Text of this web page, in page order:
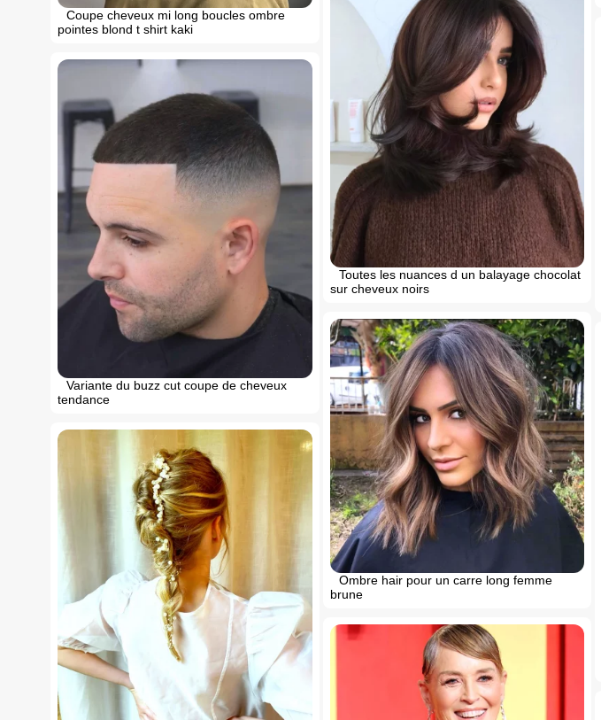
Coupe cheveux mi long boucles ombre
pointes blond t shirt kaki
Toutes les nuances d un balayage chocolat
sur cheveux noirs
Variante du buzz cut coupe de cheveux
tendance
Ombre hair pour un carre long femme
brune